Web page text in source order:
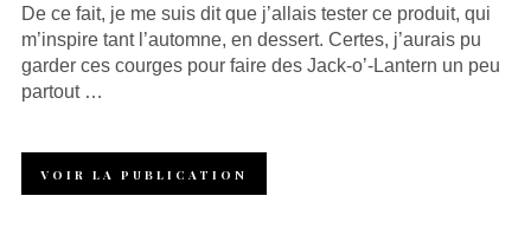
De ce fait, je me suis dit que j’allais tester ce produit, qui
m’inspire tant l’automne, en dessert. Certes, j’aurais pu
garder ces courges pour faire des Jack-o’-Lantern un peu
partout …
VOIR LA PUBLICATION